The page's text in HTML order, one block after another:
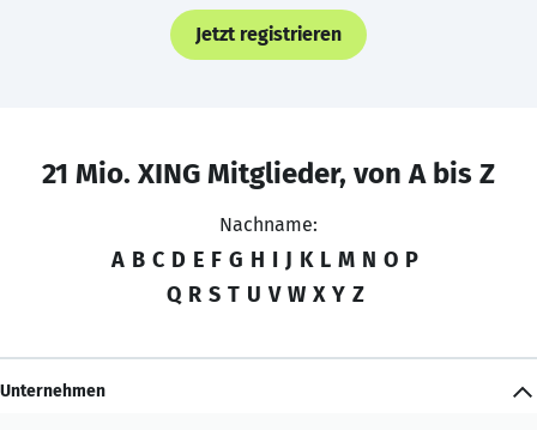
Jetzt registrieren
21 Mio. XING Mitglieder, von A bis Z
Nachname:
A B C D E F G H I J K L M N O P
Q R S T U V W X Y Z
Unternehmen